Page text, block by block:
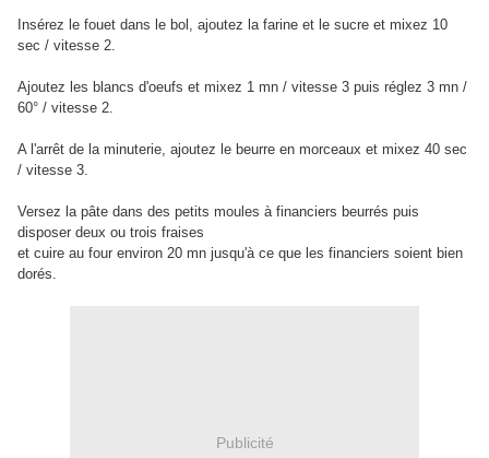
Insérez le fouet dans le bol, ajoutez la farine et le sucre et mixez 10
sec / vitesse 2.
Ajoutez les blancs d'oeufs et mixez 1 mn / vitesse 3 puis réglez 3 mn /
60° / vitesse 2.
A l'arrêt de la minuterie, ajoutez le beurre en morceaux et mixez 40 sec
/ vitesse 3.
Versez la pâte dans des petits moules à financiers beurrés puis
disposer deux ou trois fraises
et cuire au four environ 20 mn jusqu'à ce que les financiers soient bien
dorés.
Publicité